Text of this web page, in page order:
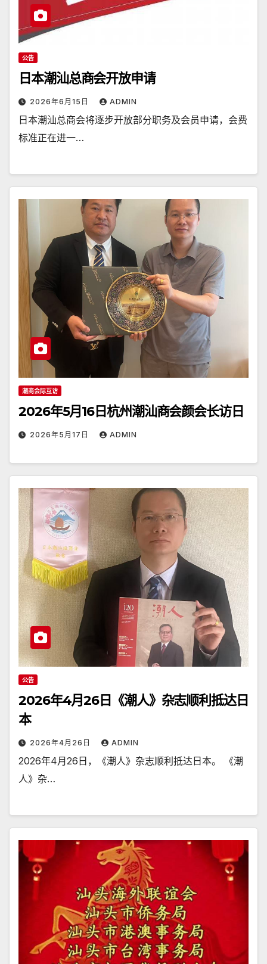
公告
日本潮汕总商会开放申请
2026年6月15日 ADMIN
日本潮汕总商会将逐步开放部分职务及会员申请，会费
标准正在进一…
潮商会际互访
2026年5月16日杭州潮汕商会颜会长访日
2026年5月17日 ADMIN
公告
2026年4月26日《潮人》杂志顺利抵达日
本
2026年4月26日 ADMIN
2026年4月26日，《潮人》杂志顺利抵达日本。 《潮
人》杂…